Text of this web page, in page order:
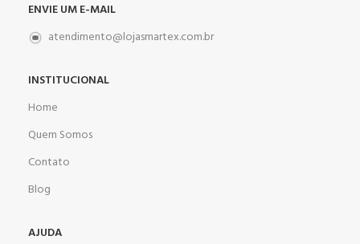
ENVIE UM E-MAIL
atendimento@lojasmartex.com.br
INSTITUCIONAL
Home
Quem Somos
Contato
Blog
AJUDA